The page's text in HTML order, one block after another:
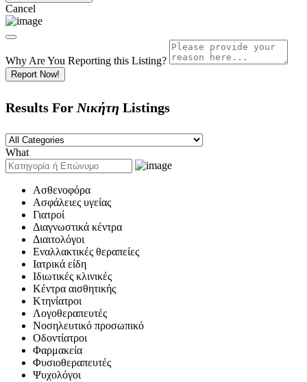
Cancel
Why Are You Reporting this Listing?
Report Now!
Results For Νικήτη Listings
What
Ασθενοφόρα
Ασφάλειες υγείας
Γιατροί
Διαγνωστικά κέντρα
Διαιτολόγοι
Εναλλακτικές θεραπείες
Ιατρικά είδη
Ιδιωτικές κλινικές
Κέντρα αισθητικής
Κτηνίατροι
Λογοθεραπευτές
Νοσηλευτικό προσωπικό
Οδοντίατροι
Φαρμακεία
Φυσιοθεραπευτές
Ψυχολόγοι